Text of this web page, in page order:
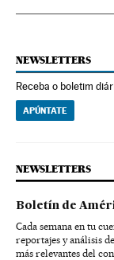
NEWSLETTERS
Receba o boletim
APÚNTATE
NEWSLETTERS
Boletín de
Cada semana en tu
reportajes y análisis
más relevantes del